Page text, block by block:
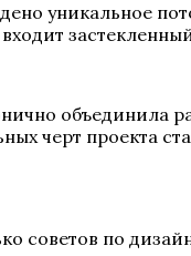
уникальное
объединила
черт проекта
советов по